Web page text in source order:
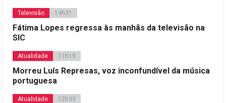
Televisão 14h31
Fátima Lopes regressa às manhãs da televisão na
SIC
Atualidade 11h19
Morreu Luís Represas, voz inconfundível da música
portuguesa
Atualidade 12h33